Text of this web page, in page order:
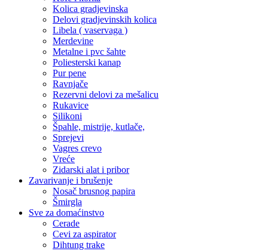
Kolica gradjevinska
Delovi gradjevinskih kolica
Libela ( vaservaga )
Merdevine
Metalne i pvc šahte
Poliesterski kanap
Pur pene
Ravnjače
Rezervni delovi za mešalicu
Rukavice
Silikoni
Špahle, mistrije, kutlače,
Sprejevi
Vagres crevo
Vreće
Zidarski alat i pribor
Zavarivanje i brušenje
Nosač brusnog papira
Šmirgla
Sve za domaćinstvo
Cerade
Cevi za aspirator
Dihtung trake